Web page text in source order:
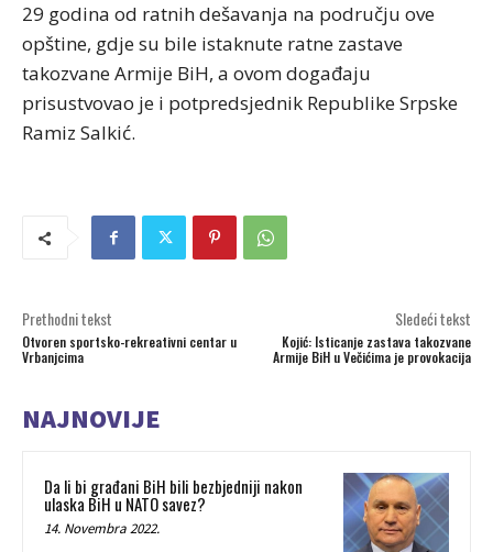
29 godina od ratnih dešavanja na području ove
opštine, gdje su bile istaknute ratne zastave
takozvane Armije BiH, a ovom događaju
prisustvovao je i potpredsjednik Republike Srpske
Ramiz Salkić.
Prethodni tekst
Otvoren sportsko-rekreativni centar u
Vrbanjcima
Sledeći tekst
Kojić: Isticanje zastava takozvane
Armije BiH u Večićima je provokacija
NAJNOVIJE
Da li bi građani BiH bili bezbjedniji nakon
ulaska BiH u NATO savez?
14. Novembra 2022.